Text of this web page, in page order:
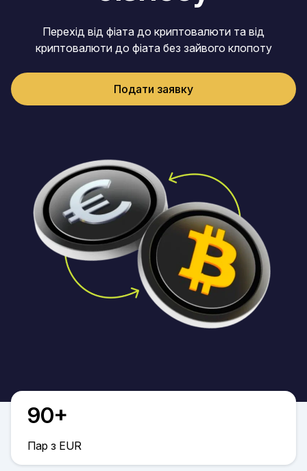
Перехід від фіата до криптовалюти та від
криптовалюти до фіата без зайвого клопоту
Подати заявку
90+
Пар з EUR